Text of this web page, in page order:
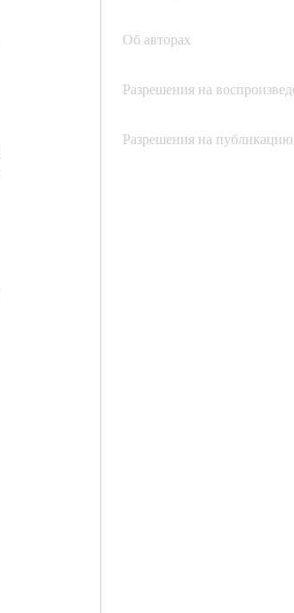
Об авторах
Разрешения на
Разрешения на